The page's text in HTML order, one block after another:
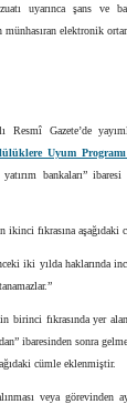
uyarınca şans ve
münhasıran elektronik
Gazete’de
Uyum
bankaları”
fıkrasına aşağıdaki
iki yılda haklarında
fıkrasında yer
ibaresinden sonra
cümle eklenmiştir.
veya görevinden